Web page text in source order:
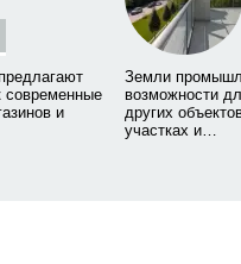
современные
и
Земли
возможности
других
участках и…